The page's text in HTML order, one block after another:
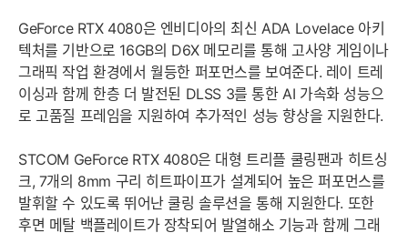
GeForce RTX 4080은 엔비디아의 최신 ADA Lovelace 아키
텍처를 기반으로 16GB의 D6X 메모리를 통해 고사양 게임이나
그래픽 작업 환경에서 월등한 퍼포먼스를 보여준다. 레이 트레
이싱과 함께 한층 더 발전된 DLSS 3를 통한 AI 가속화 성능으
로 고품질 프레임을 지원하여 추가적인 성능 향상을 지원한다.
STCOM GeForce RTX 4080은 대형 트리플 쿨링팬과 히트싱
크, 7개의 8mm 구리 히트파이프가 설계되어 높은 퍼포먼스를
발휘할 수 있도록 뛰어난 쿨링 솔루션을 통해 지원한다. 또한
후면 메탈 백플레이트가 장착되어 발열해소 기능과 함께 그래